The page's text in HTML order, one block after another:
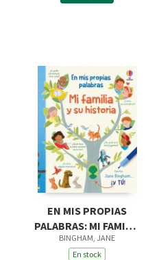
EN MIS PROPIAS
PALABRAS: MI FAMILIA
Y SU HISTORIA
BINGHAM, JANE
En stock